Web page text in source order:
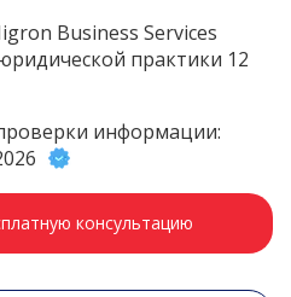
Business Services
практики 12
информации:
консультацию